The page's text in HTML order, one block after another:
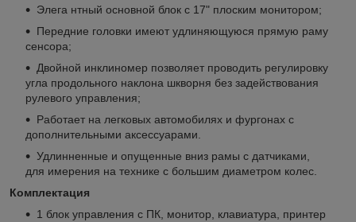
Элега нтный основной блок с 17" плоским монитором;
Передние головки имеют удлиняющуюся прямую раму
сенсора;
Двойной инклиномер позволяет проводить регулировку
угла продольного наклона шкворня без задействования
рулевого управления;
Работает на легковых автомобилях и фургонах с
дополнительными аксессуарами.
Удлинненные и опущенные вниз рамы с датчиками,
для имерения на технике с большим диаметром колес.
Комплектация
1 блок управления с ПК, монитор, клавиатура, принтер